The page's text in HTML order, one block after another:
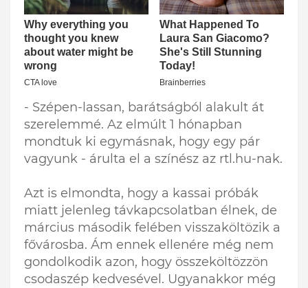
- Szépen-lassan, barátságból alakult át
szerelemmé. Az elmúlt 1 hónapban
mondtuk ki egymásnak, hogy egy pár
vagyunk - árulta el a színész az rtl.hu-nak.
Azt is elmondta, hogy a kassai próbák
miatt jelenleg távkapcsolatban élnek, de
március második felében visszaköltözik a
fővárosba. Ám ennek ellenére még nem
gondolkodik azon, hogy összeköltözzön
csodaszép kedvesével. Ugyanakkor még